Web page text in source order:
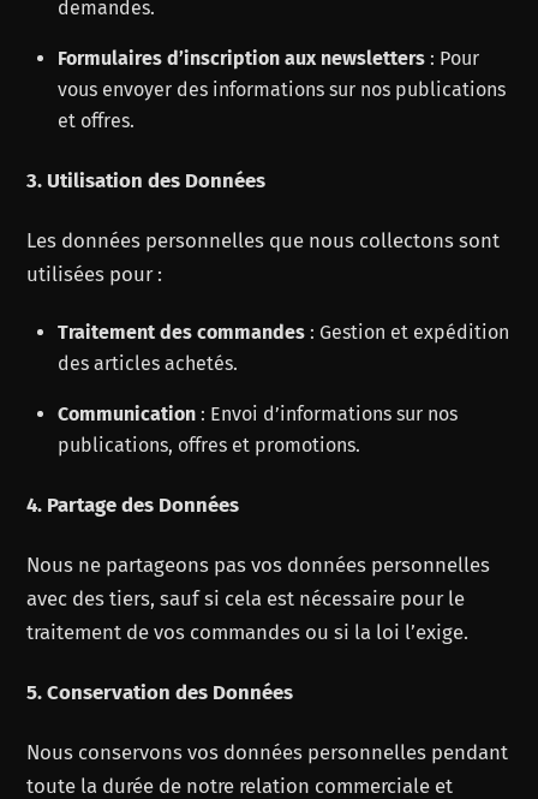
demandes.
Formulaires d’inscription aux newsletters : Pour
vous envoyer des informations sur nos publications
et offres.
3. Utilisation des Données
Les données personnelles que nous collectons sont
utilisées pour :
Traitement des commandes : Gestion et expédition
des articles achetés.
Communication : Envoi d’informations sur nos
publications, offres et promotions.
4. Partage des Données
Nous ne partageons pas vos données personnelles
avec des tiers, sauf si cela est nécessaire pour le
traitement de vos commandes ou si la loi l’exige.
5. Conservation des Données
Nous conservons vos données personnelles pendant
toute la durée de notre relation commerciale et